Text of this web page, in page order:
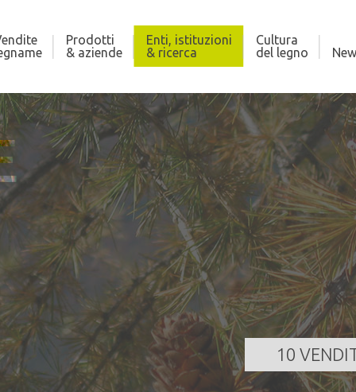
Prodotti
& aziende
Enti, istituzioni
& ricerca
Cultura
del legno
10
DEL FERSINA
225,000 m³
19/08/2026 11:00:00
TUTTO